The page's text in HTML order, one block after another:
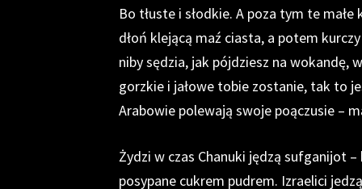
Bo tłuste i słodkie. A poza tym te
dłoń klejącą maź ciasta, a potem
niby sędzia, jak pójdziesz na wokandę,
gorzkie i jałowe tobie zostanie, tak to
Arabowie polewają swoje poączusie –
Żydzi w czas Chanuki jędzą sufganijot
posypane cukrem pudrem. Izraelici